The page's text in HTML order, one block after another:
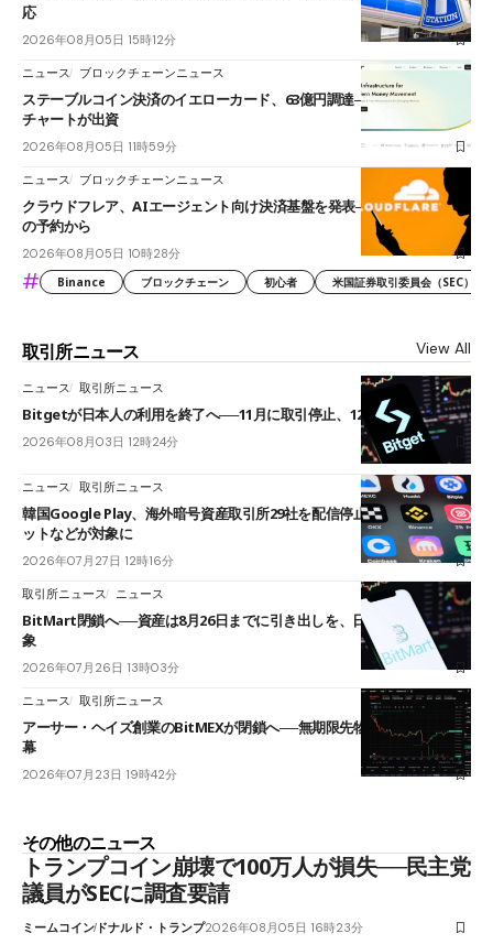
応
2026年08月05日 15時12分
ニュース ブロックチェーンニュース
ステーブルコイン決済のイエローカード、63億円調達──ソニーやスタン
チャートが出資
2026年08月05日 11時59分
ニュース ブロックチェーンニュース
クラウドフレア、AIエージェント向け決済基盤を発表──まずハンドル名
の予約から
2026年08月05日 10時28分
# Binance ブロックチェーン 初心者 米国証券取引委員会（SEC）
取引所ニュース View All
ニュース 取引所ニュース
Bitgetが日本人の利用を終了へ──11月に取引停止、12月末に強制決済
2026年08月03日 12時24分
ニュース 取引所ニュース
韓国Google Play、海外暗号資産取引所29社を配信停止──OKXやバイビ
ットなどが対象に
2026年07月27日 12時16分
取引所ニュース ニュース
BitMart閉鎖へ──資産は8月26日までに引き出しを、日本人利用者も対
象
2026年07月26日 13時03分
ニュース 取引所ニュース
アーサー・ヘイズ創業のBitMEXが閉鎖へ──無期限先物を生んだ11年に
幕
2026年07月23日 19時42分
その他のニュース
トランプコイン崩壊で100万人が損失──民主党
議員がSECに調査要請
ミームコインドナルド・トランプ2026年08月05日 16時23分